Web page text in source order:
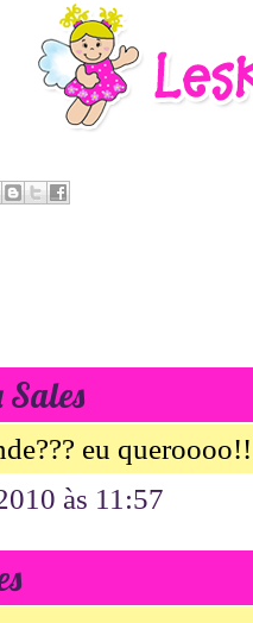
Sales
eu
às 11:57